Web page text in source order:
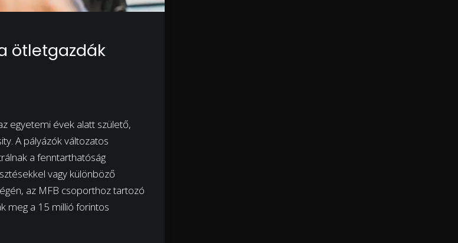
ötletgazdák
egyetemi évek alatt születő,
A pályázók változatos
a fenntarthatóság
vagy különböző
az MFB csoporthoz tartozó
meg a 15 millió forintos